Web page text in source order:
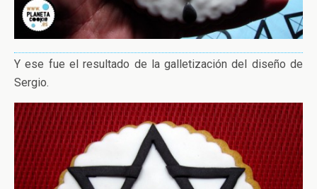
Y ese fue el resultado de la galletización del diseño de
Sergio.